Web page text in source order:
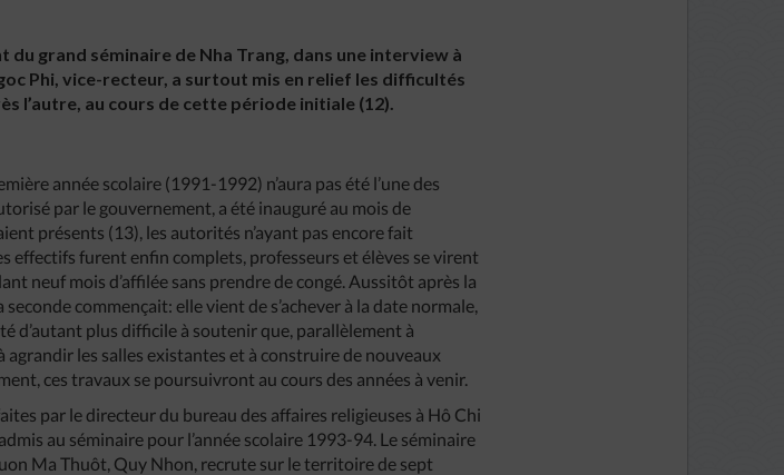
grand séminaire de Nha Trang, dans une interview à
Phi, vice-recteur, a surtout mis en relief les difficultés
l’autre, au cours de cette période initiale (12).
année scolaire (1991-1992) n’aura pas été l’une des
par le gouvernement, a été inauguré au mois de
présents (13), les autorités n’ayant pas encore fait
effectifs furent enfin complets, professeurs et élèves se virent
neuf mois d’affilée sans prendre de congé. Aussitôt après la
commençait: elle vient de s’achever à la date normale,
d’autant plus difficile à soutenir que, parallèlement à
les salles existantes et à construire de nouveaux
ces travaux se poursuivront au cours des années à venir.
par le directeur du bureau des affaires religieuses à Hô Chi
au séminaire pour l’année scolaire 1993-94. Le séminaire
Ma Thuôt, Quy Nhon, recrute sur le territoire de sept